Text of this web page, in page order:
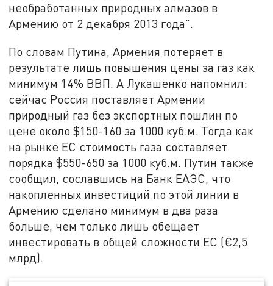
необработанных природных алмазов в
Армению от 2 декабря 2013 года".
По словам Путина, Армения потеряет в
результате лишь повышения цены за газ как
минимум 14% ВВП. А Лукашенко напомнил:
сейчас Россия поставляет Армении
природный газ без экспортных пошлин по
цене около $150-160 за 1000 куб.м. Тогда как
на рынке ЕС стоимость газа составляет
порядка $550-650 за 1000 куб.м. Путин также
сообщил, сославшись на Банк ЕАЭС, что
накопленных инвестиций по этой линии в
Армению сделано минимум в два раза
больше, чем только лишь обещает
инвестировать в общей сложности ЕС (€2,5
млрд).